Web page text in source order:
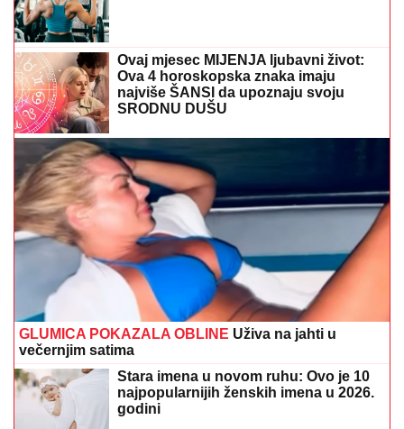
Ovaj mjesec MIJENJA ljubavni život:
Ova 4 horoskopska znaka imaju
najviše ŠANSI da upoznaju svoju
SRODNU DUŠU
GLUMICA POKAZALA OBLINE Uživa na jahti u
večernjim satima
Stara imena u novom ruhu: Ovo je 10
najpopularnijih ženskih imena u 2026.
godini